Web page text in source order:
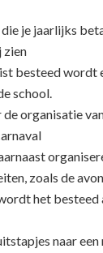
je jaarlijks
zien
besteed wordt
school.
organisatie
zoals de
het besteed
naar een